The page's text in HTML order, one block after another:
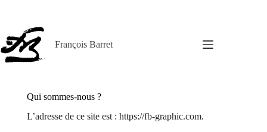
François Barret
Qui sommes-nous ?
L’adresse de ce site est : https://fb-graphic.com.